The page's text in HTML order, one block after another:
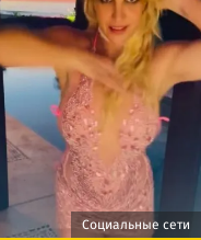
Социальные сети